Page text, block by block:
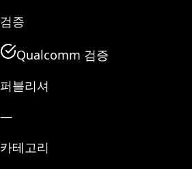
검증
Qualcomm 검증
퍼블리셔
—
카테고리